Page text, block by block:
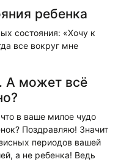
ребенка
состояния: «Хочу к
все вокруг мне
А может всё
в ваше милое чудо
Поздравляю! Значит
периодов вашей
а не ребенка! Ведь